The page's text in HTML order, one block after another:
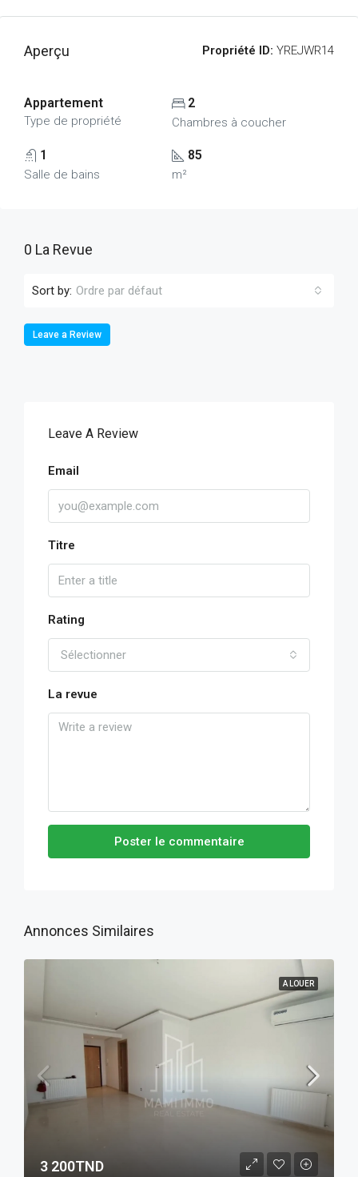
Aperçu Propriété ID: YREJWR14
Appartement
Type de propriété
2
Chambres à coucher
1
Salle de bains
85
m²
0 La Revue
Sort by: Ordre par défaut
Leave a Review
Leave A Review
Email
Titre
Rating
Sélectionner
La revue
Poster le commentaire
Annonces Similaires
A LOUER
3 200TND